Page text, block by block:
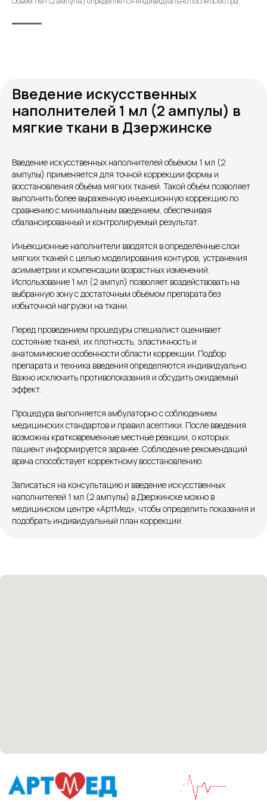
Введение искусственных
наполнителей 1 мл (2 ампулы) в
мягкие ткани в Дзержинске
Введение искусственных наполнителей объёмом 1 мл (2
ампулы) применяется для точной коррекции формы и
восстановления объёма мягких тканей. Такой объём позволяет
выполнить более выраженную инъекционную коррекцию по
сравнению с минимальным введением, обеспечивая
сбалансированный и контролируемый результат.
Инъекционные наполнители вводятся в определённые слои
мягких тканей с целью моделирования контуров, устранения
асимметрии и компенсации возрастных изменений.
Использование 1 мл (2 ампул) позволяет воздействовать на
выбранную зону с достаточным объёмом препарата без
избыточной нагрузки на ткани.
Перед проведением процедуры специалист оценивает
состояние тканей, их плотность, эластичность и
анатомические особенности области коррекции. Подбор
препарата и техника введения определяются индивидуально.
Важно исключить противопоказания и обсудить ожидаемый
эффект.
Процедура выполняется амбулаторно с соблюдением
медицинских стандартов и правил асептики. После введения
возможны кратковременные местные реакции, о которых
пациент информируется заранее. Соблюдение рекомендаций
врача способствует корректному восстановлению.
Записаться на консультацию и введение искусственных
наполнителей 1 мл (2 ампулы) в Дзержинске можно в
медицинском центре «АртМед», чтобы определить показания и
подобрать индивидуальный план коррекции.
Контакты
Пн.-пт. — с 08:00 до 20:00
Сб. — с 08:00 до 18:00
Вс. — с 08:00 до 15:00
+7 8313 248 248
Петрищева д.35.пом.3
Патоличева 21Д,П.1 Новый
Розыгрыши и актуальные новости
в нашей официальной группе Вконтакте
Подписывайся